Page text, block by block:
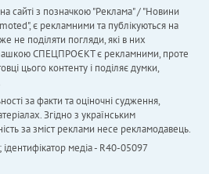
сайті з позначкою "Реклама" / "Новини
є рекламними та публікуються на
не поділяти погляди, які в них
СПЕЦПРОЄКТ є рекламними, проте
цього контенту і поділяє думки,
за факти та оціночні судження,
Згідно з українським
за зміст реклами несе рекламодавець.
медіа - R40-05097